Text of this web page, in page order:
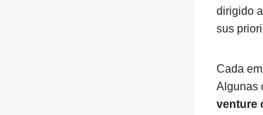
dirigido
sus
Cada
Algunas
venture